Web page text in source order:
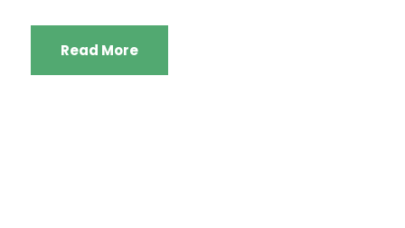
Read More